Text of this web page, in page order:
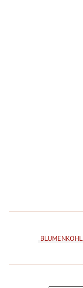
BLUMENKOHL